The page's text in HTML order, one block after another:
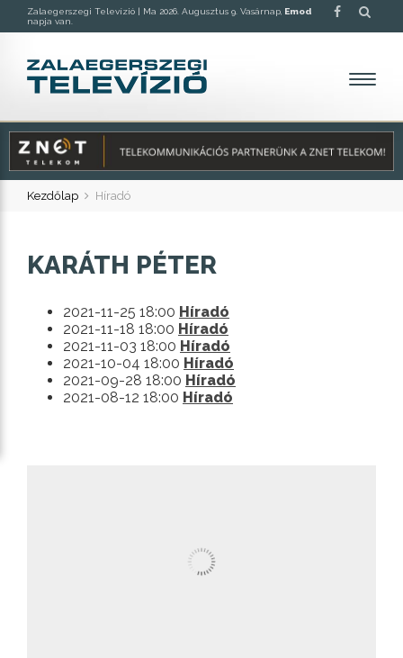
Zalaegerszegi Televízió | Ma 2026. Augusztus 9. Vasárnap, Emod
napja van.
Kezdőlap Híradó
KARÁTH PÉTER
2021-11-25 18:00 Híradó
2021-11-18 18:00 Híradó
2021-11-03 18:00 Híradó
2021-10-04 18:00 Híradó
2021-09-28 18:00 Híradó
2021-08-12 18:00 Híradó